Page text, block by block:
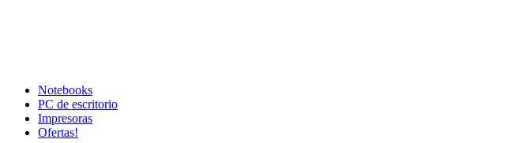
Notebooks
PC de escritorio
Impresoras
Ofertas!